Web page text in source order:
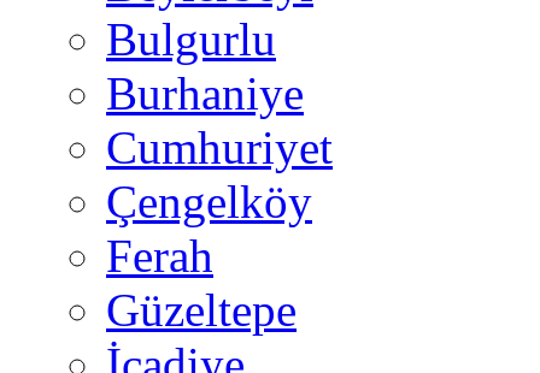
Bulgurlu
Burhaniye
Cumhuriyet
Çengelköy
Ferah
Güzeltepe